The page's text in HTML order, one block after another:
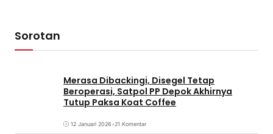
Sorotan
Merasa Dibackingi, Disegel Tetap
Beroperasi, Satpol PP Depok Akhirnya
Tutup Paksa Koat Coffee
12 Januari 2026•21 Komentar